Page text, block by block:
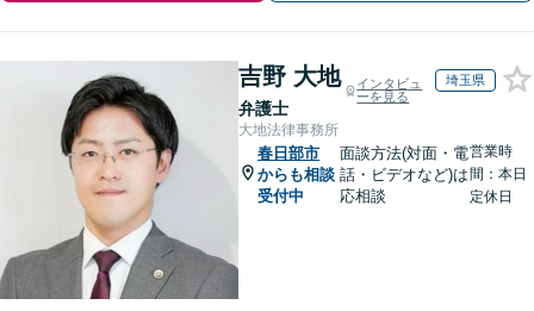
吉野 大地
弁護士
インタビュ
ーを見る
埼玉県
大地法律事務所
春日部市
からも相談
受付中
面談方法(対面・電
話・ビデオなど)は
応相談
営業時
間：本日
定休日